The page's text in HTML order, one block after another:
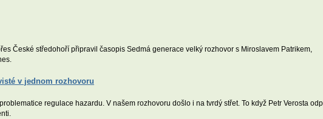
České středohoří připravil časopis Sedmá generace velký rozhovor s Miroslavem Patrikem,
v jednom rozhovoru
regulace hazardu. V našem rozhovoru došlo i na tvrdý střet. To když Petr Verosta